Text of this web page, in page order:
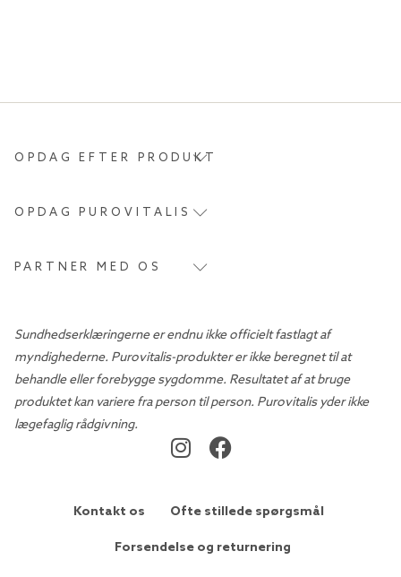
OPDAG EFTER PRODUKT
OPDAG PUROVITALIS
PARTNER MED OS
Sundhedserklæringerne er endnu ikke officielt fastlagt af
myndighederne. Purovitalis-produkter er ikke beregnet til at
behandle eller forebygge sygdomme. Resultatet af at bruge
produktet kan variere fra person til person. Purovitalis yder ikke
lægefaglig rådgivning.
Kontakt os Ofte stillede spørgsmål
Forsendelse og returnering